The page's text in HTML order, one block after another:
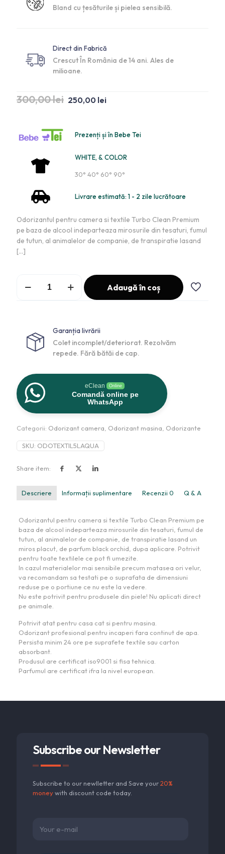
Bland cu țesăturile și pielea sensibilă.
Direct din Fabrică
Crescut În România de 14 ani. Ales de
milioane.
300,00lei 250,00 lei
Prezenți și în Bebe Tei
WHITE, & COLOR
30° 40° 60° 90°
Livrare estimată: 1 - 2 zile lucrătoare
Odorizantul pentru camera si textile Turbo Clean Premium
pe baza de alcool indeparteaza mirosurile din tesaturi, fumul
de tutun, al animalelor de companie, de transpiratie lasand
[…]
Adaugă în coș
Garanția livrării
Colet incomplet/deteriorat. Rezolvăm
repede. Fără bătăi de cap.
eClean Online
Comandă online pe
WhatsApp
Categorii: Odorizant camera Odorizant masina Odorizante
SKU: ODOTEXTIL5LAQUA
Share item:
Descriere Informații suplimentare Recenzii 0 Q & A
Odorizantul pentru camera si textile Turbo Clean Premium pe
baza de alcool indeparteaza mirosurile din tesaturi, fumul de
tutun, al animalelor de companie, de transpiratie lasand un
miros placut, de parfum black orchid, dupa aplicare. Potrivit
pentru toate textilele ce pot fi umezite.
In cazul materialelor mai sensibile precum matasea ori velur,
va recomandam sa testati pe o suprafata de dimensiuni
reduse pe o portiune ce nu este la vedere.
Nu este potrivit pentru produsele din piele! Nu aplicati direct
pe animale.
Potrivit atat pentru casa cat si pentru masina.
Odorizant profesional pentru incaperi fara continut de apa.
Persista minim 24 ore pe suprafete textile sau carton
absorbant.
Produsul are certificat iso9001 si fisa tehnica.
Parfumul are certificat ifra la nivel european.
Subscribe our Newsletter
Subscribe to our newlletter and Save your20%
moneywith discount code today.